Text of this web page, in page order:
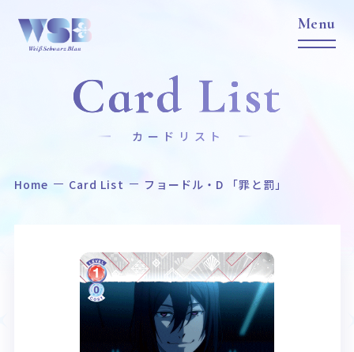
Home News
作品タイトル 商品情報
Event Card List
カードリスト
Card List
カードリスト
Home Card List フョードル・D 「罪と罰」